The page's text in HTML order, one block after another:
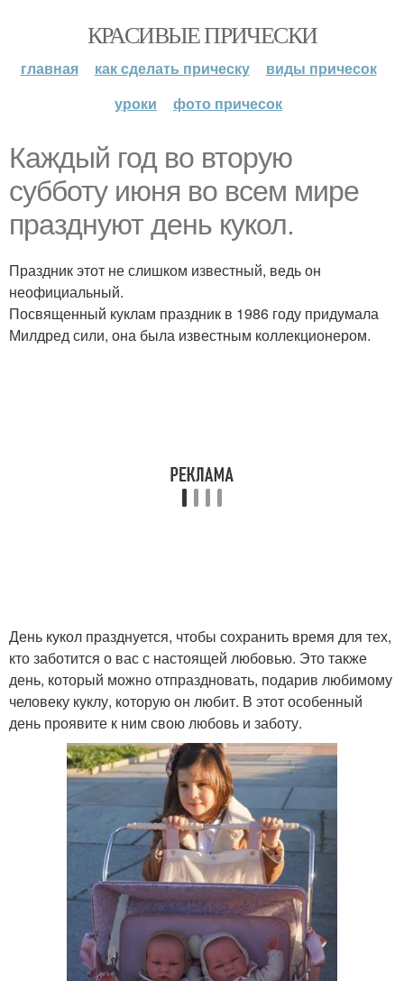
КРАСИВЫЕ ПРИЧЕСКИ
главная как сделать прическу
виды причесок
уроки
фото причесок
Каждый год во вторую
субботу июня во всем мире
празднуют день кукол.
Праздник этот не слишком известный, ведь он
неофициальный.
Посвященный куклам праздник в 1986 году придумала
Милдред сили, она была известным коллекционером.
День кукол празднуется, чтобы сохранить время для тех,
кто заботится о вас с настоящей любовью. Это также
день, который можно отпраздновать, подарив любимому
человеку куклу, которую он любит. В этот особенный
день проявите к ним свою любовь и заботу.